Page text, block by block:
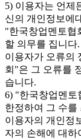
5) 이용자는 언제
신의 개인정보에
"한국창업멘토협
할 의무를 집니다.
이용자가 오류의
회"은 그 오류를
습니다.
6) "한국창업멘토
한정하여 그 수
이용자의 개인정
자의 손해에 대하